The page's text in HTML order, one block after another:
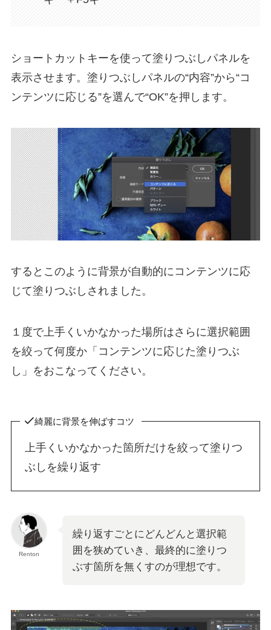
ショートカットキーを使って塗りつぶしパネルを
表示させます。塗りつぶしパネルの“内容”から“コ
ンテンツに応じる”を選んで“OK”を押します。
するとこのように背景が自動的にコンテンツに応
じて塗りつぶしされました。
１度で上手くいかなかった場所はさらに選択範囲
を絞って何度か「コンテンツに応じた塗りつぶ
し」をおこなってください。
綺麗に背景を伸ばすコツ
上手くいかなかった箇所だけを絞って塗りつ
ぶしを繰り返す
Renton
繰り返すごとにどんどんと選択範
囲を狭めていき、最終的に塗りつ
ぶす箇所を無くすのが理想です。